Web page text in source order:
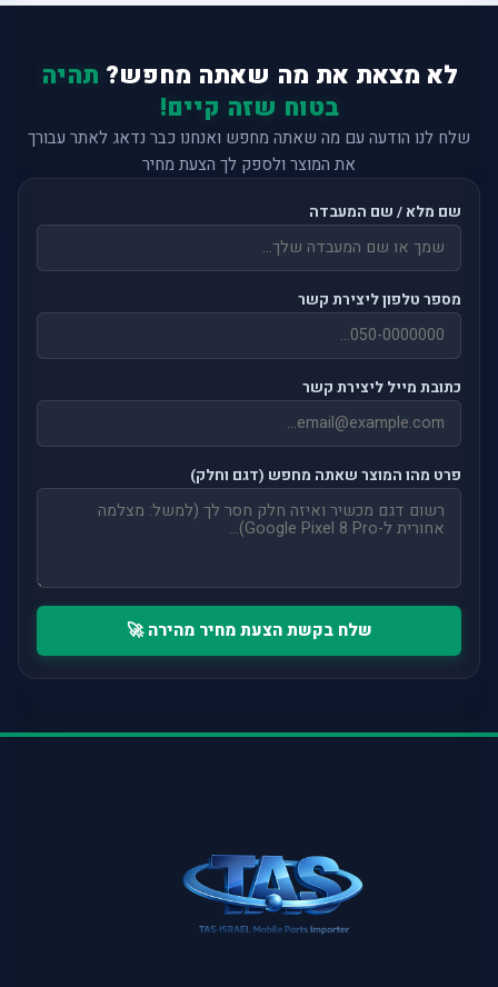
לא מצאת את מה שאתה מחפש? תהיה
בטוח שזה קיים!
שלח לנו הודעה עם מה שאתה מחפש ואנחנו כבר נדאג לאתר עבורך
את המוצר ולספק לך הצעת מחיר
שם מלא / שם המעבדה
מספר טלפון ליצירת קשר
כתובת מייל ליצירת קשר
פרט מהו המוצר שאתה מחפש (דגם וחלק)
שלח בקשת הצעת מחיר מהירה 🚀